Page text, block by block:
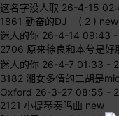
这名字没人取 26-4-15
1861 勤奋的DJ ( 2 ) new
迷人的你 26-4-14 09:43 -
2706 原来徐良和本兮是好
迷人的你 26-4-7 01:33 -
3182 湘女多情的二胡是
Oxford 26-3-27 08:55 -
2121 小提琴奏鸣曲 new